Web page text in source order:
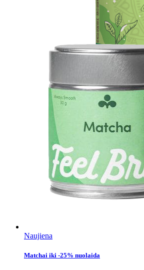
Naujiena
Matchai iki -25% nuolaida